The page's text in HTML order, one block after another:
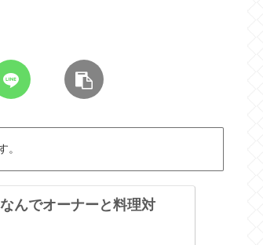
。
んでオーナーと料理対